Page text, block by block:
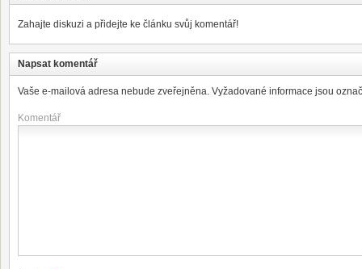
Zahajte diskuzi a přidejte ke článku svůj komentář!
Napsat komentář
Vaše e-mailová adresa nebude zveřejněna. Vyžadované informace jsou
Komentář